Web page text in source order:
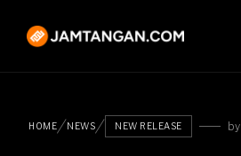
HOME NEWS NEW RELEASE by